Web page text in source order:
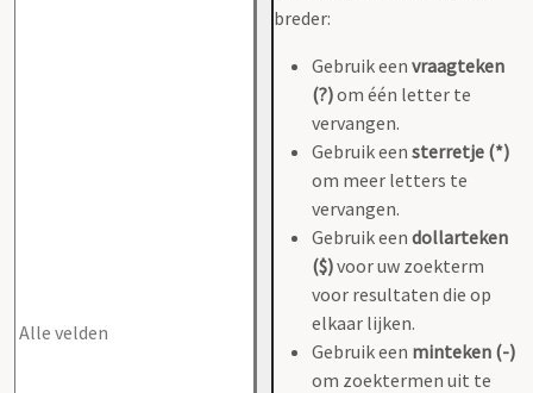
breder:
Gebruik een vraagteken
(?)om één letter te
vervangen.
Gebruik een sterretje (*)
om meer letters te
vervangen.
Gebruik een dollarteken
($)voor uw zoekterm
voor resultaten die op
elkaar lijken.
Gebruik een minteken (-)
om zoektermen uit te